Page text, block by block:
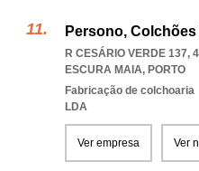
Persono,
R CESÁRIO VERDE 137,
ESCURA MAIA, PORTO
Fabricação de colchoaria
LDA
Ver empresa Ver